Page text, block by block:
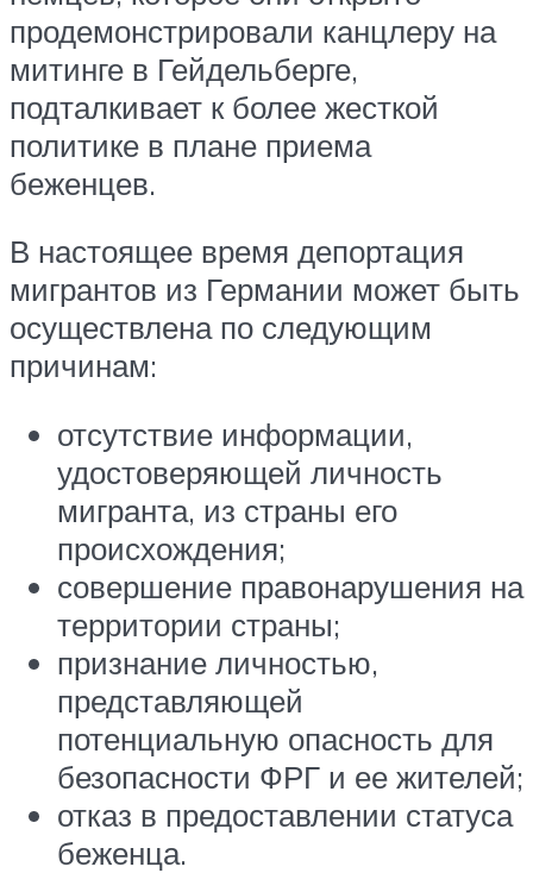
продемонстрировали канцлеру на
митинге в Гейдельберге,
подталкивает к более жесткой
политике в плане приема
беженцев.
В настоящее время депортация
мигрантов из Германии может быть
осуществлена по следующим
причинам:
отсутствие информации,
удостоверяющей личность
мигранта, из страны его
происхождения;
совершение правонарушения на
территории страны;
признание личностью,
представляющей
потенциальную опасность для
безопасности ФРГ и ее жителей;
отказ в предоставлении статуса
беженца.